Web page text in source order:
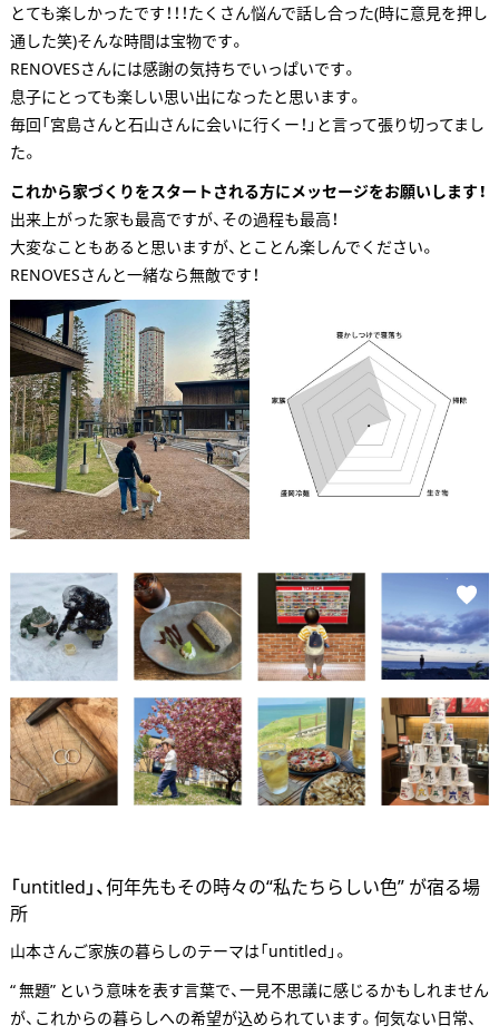
とても楽しかったです！！！たくさん悩んで話し合った(時に意見を押し
通した笑)そんな時間は宝物です。
RENOVESさんには感謝の気持ちでいっぱいです。
息子にとっても楽しい思い出になったと思います。
毎回「宮島さんと石山さんに会いに行くー！」と言って張り切ってまし
た。
これから家づくりをスタートされる方にメッセージをお願いします！
出来上がった家も最高ですが、その過程も最高！
大変なこともあると思いますが、とことん楽しんでください。
RENOVESさんと一緒なら無敵です！
「untitled」、何年先もその時々の“私たちらしい色” が宿る場
所
山本さんご家族の暮らしのテーマは「untitled」。
“ 無題” という意味を表す言葉で、一見不思議に感じるかもしれません
が、これからの暮らしへの希望が込められています。何気ない日常、